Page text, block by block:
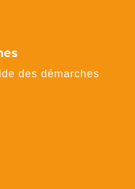
des démarches